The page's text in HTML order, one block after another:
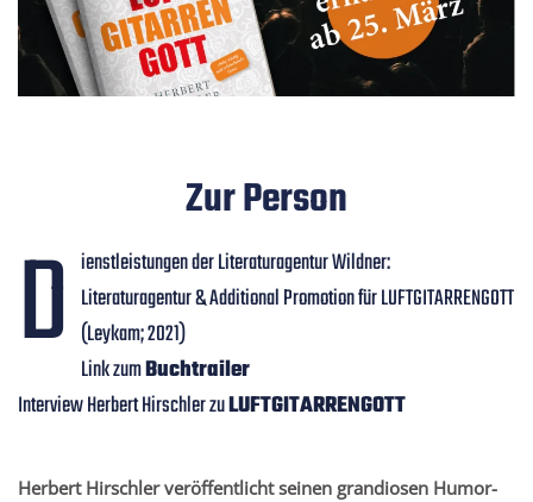
Zur Person
D ienstleistungen der Literaturagentur Wildner:
Literaturagentur & Additional Promotion für LUFTGITARRENGOTT
(Leykam; 2021)
Link zumBuchtrailer
Interview Herbert Hirschler zuLUFTGITARRENGOTT
Herbert Hirschler veröffentlicht seinen grandiosen Humor-